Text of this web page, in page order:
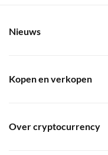
Nieuws
Kopen en verkopen
Over cryptocurrency